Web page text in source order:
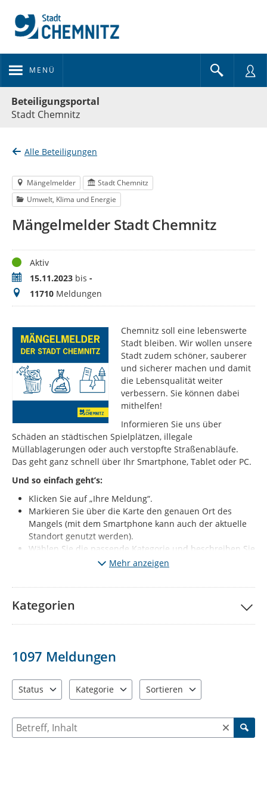
MENÜ
Beteiligungsportal
Stadt Chemnitz
Alle Beteiligungen
Mängelmelder
Stadt Chemnitz
Umwelt, Klima und Energie
Mängelmelder Stadt Chemnitz
StatusAktiv
Zeitraum15.11.2023 bis -
Meldungen
11710 Meldungen
Chemnitz soll eine lebenswerte
Stadt bleiben. Wir wollen unsere
Stadt zudem schöner, sauberer
und sicherer machen und damit
die Lebensqualität weiter
verbessern. Sie können dabei
mithelfen!
Informieren Sie uns über
Schäden an städtischen Spielplätzen, illegale
Müllablagerungen oder auch verstopfte Straßenabläufe.
Das geht ganz schnell über Ihr Smartphone, Tablet oder PC.
Und so einfach geht’s:
Klicken Sie auf „Ihre Meldung“.
Markieren Sie über die Karte den genauen Ort des
Mangels (mit dem Smartphone kann auch der aktuelle
Standort genutzt werden).
Wählen Sie die passende Kategorie und beschreiben Sie
kurz den Mangel. Fügen Sie wenn möglich ein Foto vom
Klicken Sie auf „Meldung absenden“.Ihre Meldung wird
nach redaktioneller Prüfung sichtbar (diese erfolgt 1x
täglich, Mo-Fr, außer Feiertage).
Gleichzeitig wird der
jeweils zuständige Fachbereich automatisch informiert.
Melden Sie bitte nur solche Mängel, die den
anderes Problem entdeckt? Dann informieren Sie uns
bitte über die Behördenrufnummer 115 oder per Mail
Falls Sie Ihrer Meldung Fotos anfügen, werden diese zu
ihrer Meldung öffentlich sichtbar: Diese dürfen
Mehr anzeigen
Kategorien
1097 Meldungen
Status
Kategorie
Sortieren
Suche nach Meldungen und Kommentaren